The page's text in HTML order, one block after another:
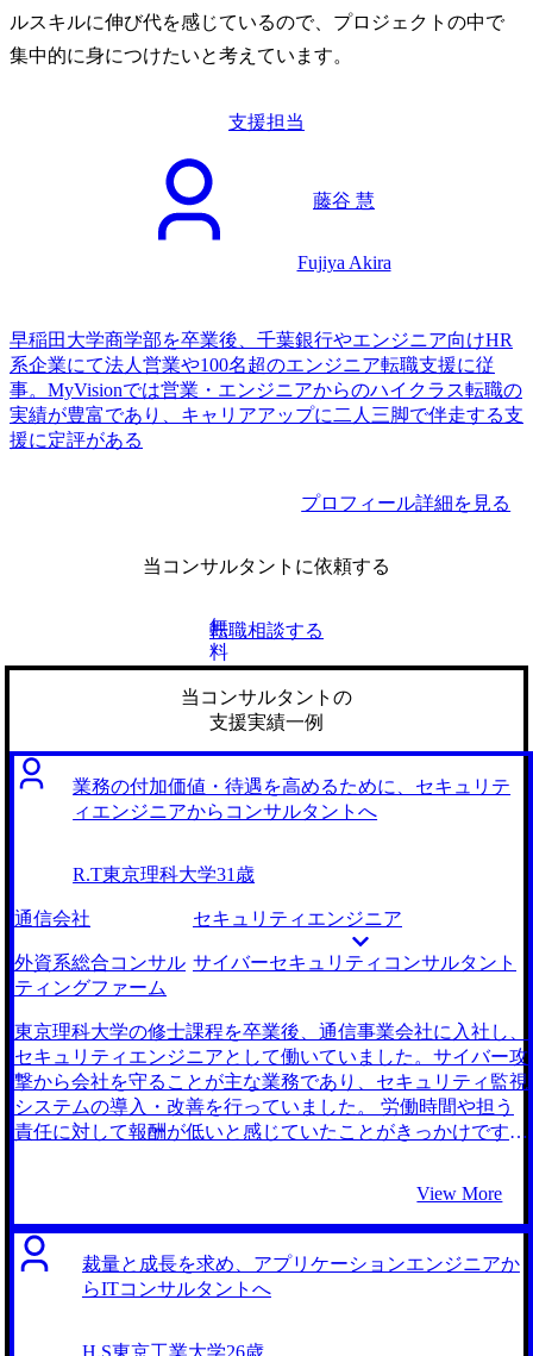
ルスキルに伸び代を感じているので、プロジェクトの中で
集中的に身につけたいと考えています。
支援担当
藤谷 慧
Fujiya Akira
早稲田大学商学部を卒業後、千葉銀行やエンジニア向けHR
系企業にて法人営業や100名超のエンジニア転職支援に従
事。MyVisionでは営業・エンジニアからのハイクラス転職の
実績が豊富であり、キャリアアップに二人三脚で伴走する支
援に定評がある
プロフィール詳細を見る
当コンサルタントに依頼する
無
料
転職相談する
当コンサルタントの
支援実績一例
業務の付加価値・待遇を高めるために、セキュリテ
ィエンジニアからコンサルタントへ
R.T東京理科大学31歳
通信会社 セキュリティエンジニア
外資系総合コンサル
ティングファーム
サイバーセキュリティコンサルタント
東京理科大学の修士課程を卒業後、通信事業会社に入社し、
セキュリティエンジニアとして働いていました。サイバー攻
撃から会社を守ることが主な業務であり、セキュリティ監視
システムの導入・改善を行っていました。 労働時間や担う
責任に対して報酬が低いと感じていたことがきっかけです。
であるにも関わらず給与の上がり幅が小さく、割に合わない
仕事だと感じるようになりました。 大学院時代の友人がコ
ンサルタントへ転職したことを聞いたことがきっかけです。
元々は別の事業会社へセキュリティエンジニアとして転職し
View More
裁量と成長を求め、アプリケーションエンジニアか
らITコンサルタントへ